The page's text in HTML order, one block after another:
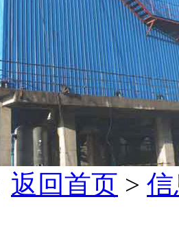
返回首页 >